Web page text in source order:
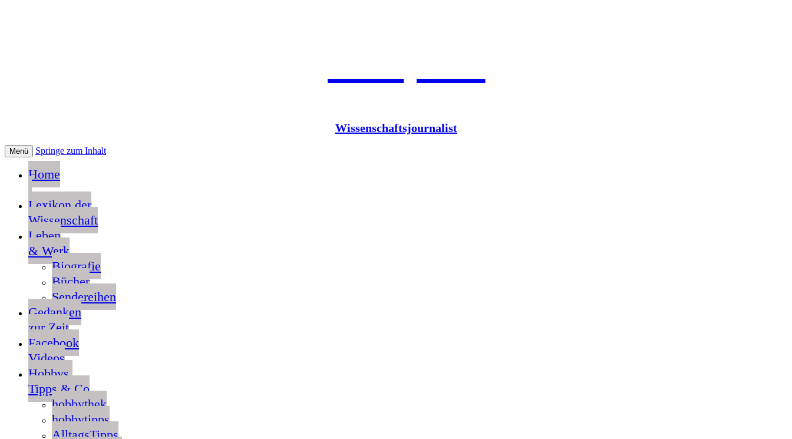
Jean Pütz
Wissenschaftsjournalist
Menü Springe zum Inhalt
Home
Lexikon der
Wissenschaft
Leben
& Werk
Biografie
Bücher
Sendereihen
Gedanken
zur Zeit
Facebook
Videos
Hobbys,
Tipps & Co
hobbythek
hobbytipps
AlltagsTipps